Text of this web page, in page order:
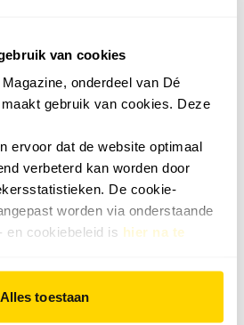
van cookies
onderdeel van Dé
gebruik van cookies. Deze
ervoor dat de website optimaal
verbeterd kan worden door
De cookie-
worden via onderstaande
en cookiebeleid is hier na te
Alles toestaan
je van onze website vindt.
mogelijkheden.